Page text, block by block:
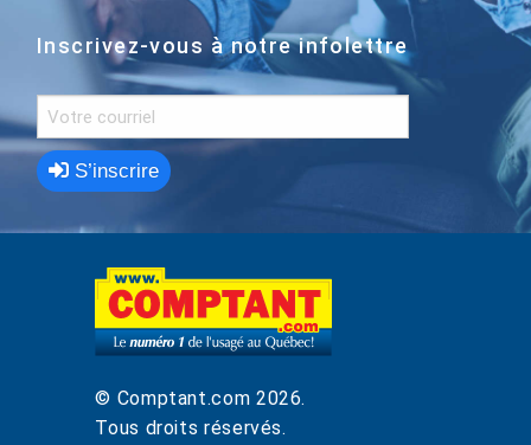
Inscrivez-vous à notre infolettre
S’inscrire
© Comptant.com 2026.
Tous droits réservés.